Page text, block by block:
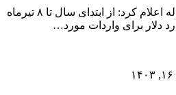
اقتصاد ناب_مرکز مبادله اعلام کرد: از ابتدای سال تا ۸ تیرماه